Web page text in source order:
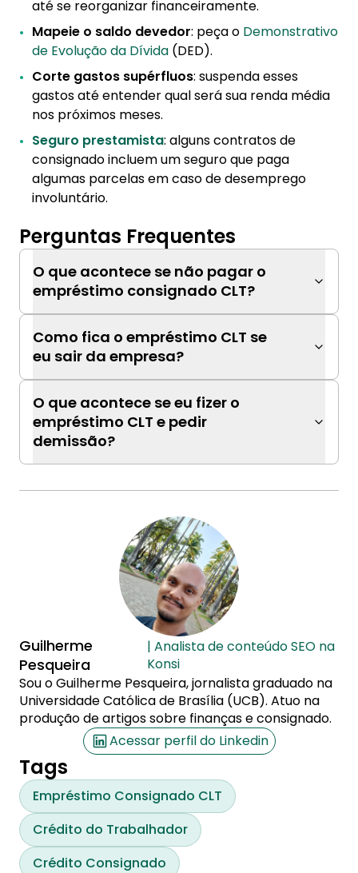
até se reorganizar financeiramente.
Mapeie o saldo devedor: peça o Demonstrativo
de Evolução da Dívida (DED).
Corte gastos supérfluos: suspenda esses
gastos até entender qual será sua renda média
nos próximos meses.
Seguro prestamista: alguns contratos de
consignado incluem um seguro que paga
algumas parcelas em caso de desemprego
involuntário.
Perguntas Frequentes
O que acontece se não pagar o
empréstimo consignado CLT?
Como fica o empréstimo CLT se
eu sair da empresa?
O que acontece se eu fizer o
empréstimo CLT e pedir
demissão?
Guilherme
Pesqueira
| Analista de conteúdo SEO na
Konsi
Sou o Guilherme Pesqueira, jornalista graduado na
Universidade Católica de Brasília (UCB). Atuo na
produção de artigos sobre finanças e consignado.
Acessar perfil do Linkedin
Tags
Empréstimo Consignado CLT
Crédito do Trabalhador
Crédito Consignado